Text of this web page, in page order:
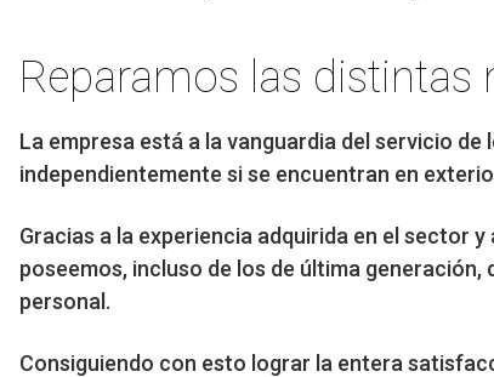
Reparamos las distintas
La empresa está a la vanguardia del servicio
independientemente si se encuentran en
Gracias a la experiencia adquirida en el sector
poseemos, incluso de los de última
personal.
Consiguiendo con esto lograr la entera